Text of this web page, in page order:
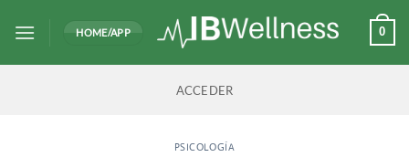
HOME/APP 0
ACCEDER
PSICOLOGÍA